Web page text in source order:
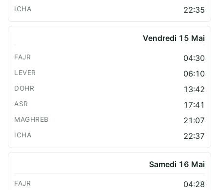
22:35
Vendredi 15 Mai
04:30
06:10
13:42
17:41
21:07
22:37
Samedi 16 Mai
04:28